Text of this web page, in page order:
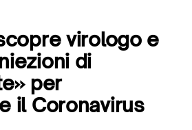
virologo e
di
per
il Coronavirus